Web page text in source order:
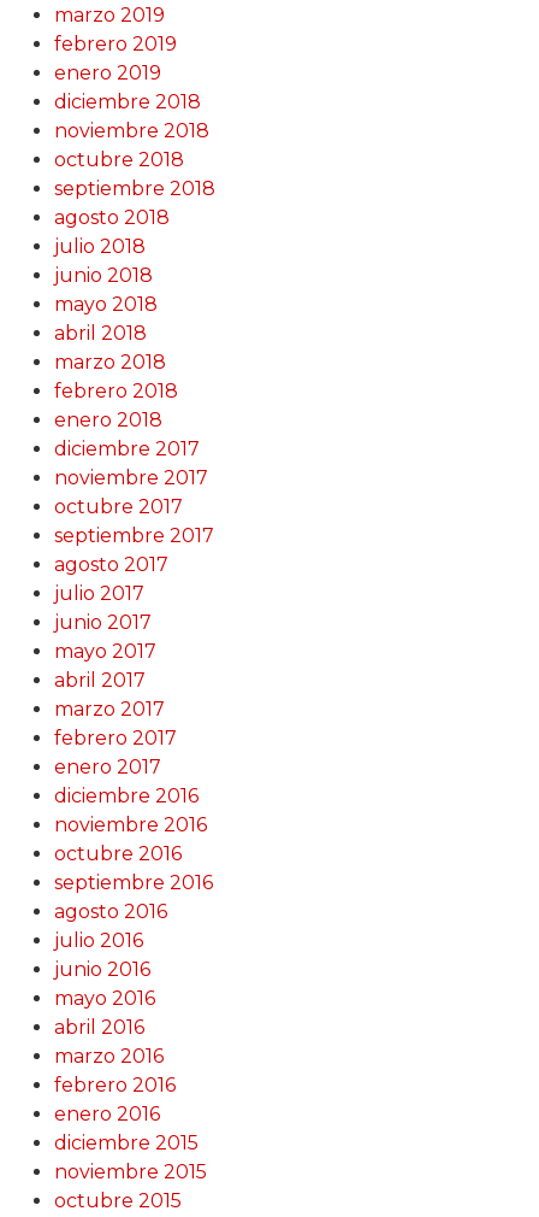
marzo 2019
febrero 2019
enero 2019
diciembre 2018
noviembre 2018
octubre 2018
septiembre 2018
agosto 2018
julio 2018
junio 2018
mayo 2018
abril 2018
marzo 2018
febrero 2018
enero 2018
diciembre 2017
noviembre 2017
octubre 2017
septiembre 2017
agosto 2017
julio 2017
junio 2017
mayo 2017
abril 2017
marzo 2017
febrero 2017
enero 2017
diciembre 2016
noviembre 2016
octubre 2016
septiembre 2016
agosto 2016
julio 2016
junio 2016
mayo 2016
abril 2016
marzo 2016
febrero 2016
enero 2016
diciembre 2015
noviembre 2015
octubre 2015